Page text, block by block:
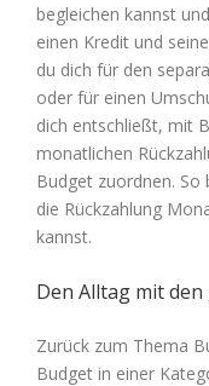
begleichen kannst
einen Kredit und
du dich für den
oder für einen
dich entschließt, mit
monatlichen
Budget zuordnen. So
die Rückzahlung
kannst.
Den Alltag mit
Zurück zum Thema
Budget in einer